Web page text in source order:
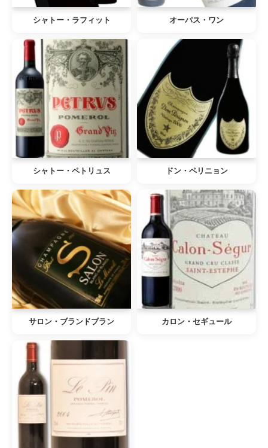
シャトー・ラフィット オーパス・ワン
シャトー・ペトリュス ドン・ペリニョン
サロン・ブランドブラン カロン・セギュール